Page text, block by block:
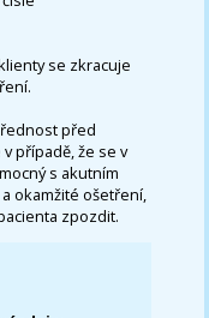
se zkracuje
před
případě, že se v
s akutním
okamžité ošetření,
zpozdit.